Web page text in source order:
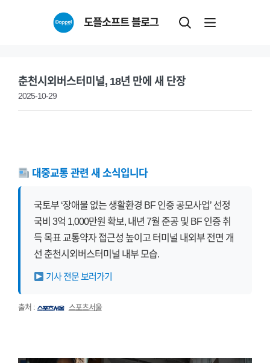
도플소프트 블로그
춘천시외버스터미널, 18년 만에 새 단장
2025-10-29
대중교통 관련 새 소식입니다
국토부 ‘장애물 없는 생활환경 BF 인증 공모사업’ 선정
국비 3억 1,000만원 확보, 내년 7월 준공 및 BF 인증 취
득 목표 교통약자 접근성 높이고 터미널 내외부 전면 개
선 춘천시외버스터미널 내부 모습.
기사 전문 보러가기
출처 : 스포츠서울